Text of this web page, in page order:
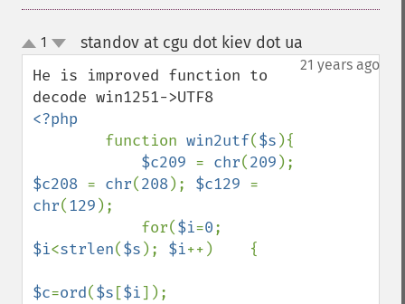
up
down
1 standov at cgu dot kiev dot ua
21 years ago
He is improved function to
<?php
function win2utf($s ){
$c209 = chr(209
$c208 = chr(208); $c129
chr(129 );
            for(
$i=0
$i<strlen($s ); $i++)    {
$c=ord($s [$i]);